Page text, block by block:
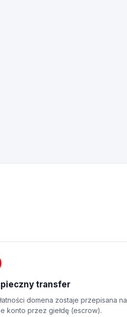
transfer
domena zostaje przepisana na
konto przez giełdę (escrow).